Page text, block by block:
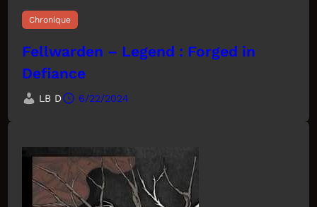
Chronique
Fellwarden – Legend : Forged in
Defiance
LB D 6/22/2024